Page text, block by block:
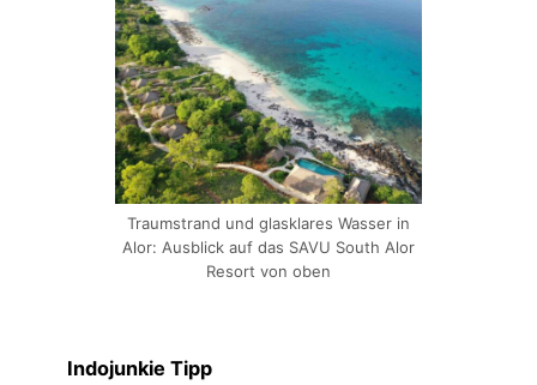
Traumstrand und glasklares Wasser in
Alor: Ausblick auf das SAVU South Alor
Resort von oben
Indojunkie Tipp